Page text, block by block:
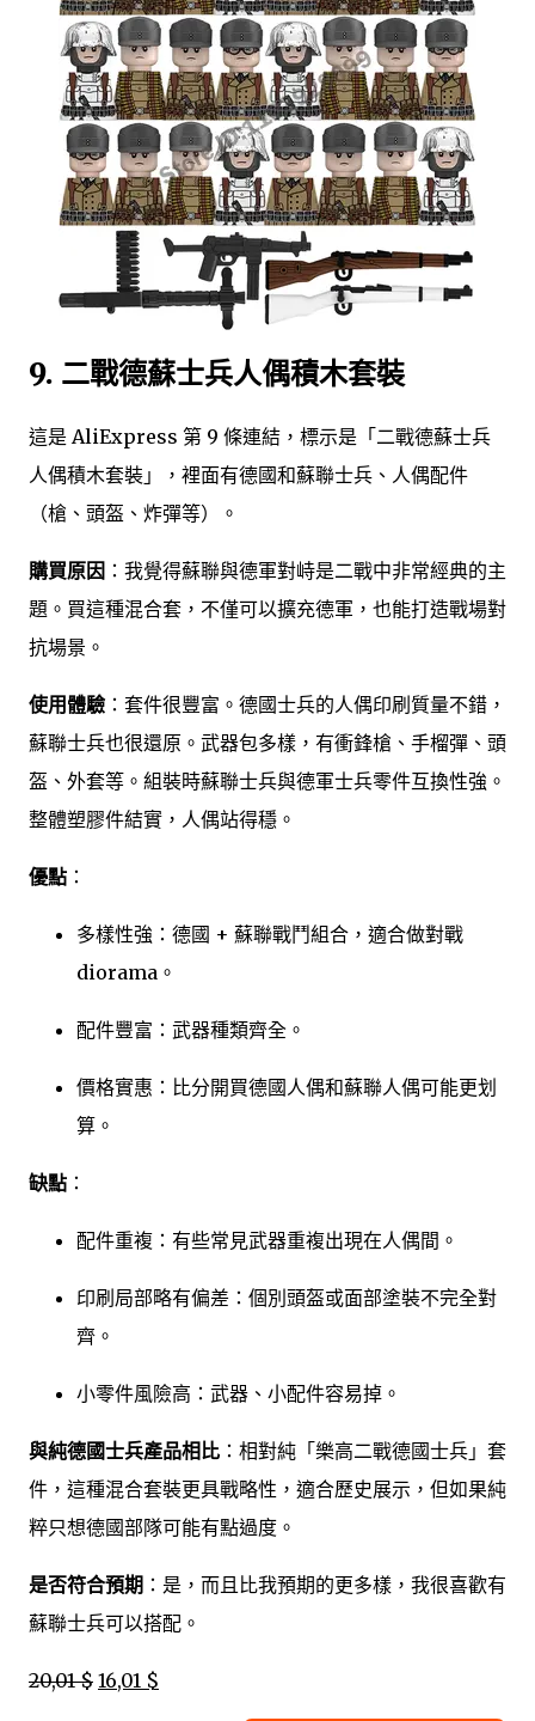
9. 二戰德蘇士兵人偶積木套裝
這是 AliExpress 第 9 條連結，標示是「二戰德蘇士兵
人偶積木套裝」，裡面有德國和蘇聯士兵、人偶配件
（槍、頭盔、炸彈等）。
購買原因 ：我覺得蘇聯與德軍對峙是二戰中非常經典的主
題。買這種混合套，不僅可以擴充德軍，也能打造戰場對
抗場景。
使用體驗 ：套件很豐富。德國士兵的人偶印刷質量不錯，
蘇聯士兵也很還原。武器包多樣，有衝鋒槍、手榴彈、頭
盔、外套等。組裝時蘇聯士兵與德軍士兵零件互換性強。
整體塑膠件結實，人偶站得穩。
優點 ：
多樣性強：德國 + 蘇聯戰鬥組合，適合做對戰
diorama。
配件豐富：武器種類齊全。
價格實惠：比分開買德國人偶和蘇聯人偶可能更划
算。
缺點 ：
配件重複：有些常見武器重複出現在人偶間。
印刷局部略有偏差：個別頭盔或面部塗裝不完全對
齊。
小零件風險高：武器、小配件容易掉。
與純德國士兵產品相比 ：相對純「樂高二戰德國士兵」套
件，這種混合套裝更具戰略性，適合歷史展示，但如果純
粹只想德國部隊可能有點過度。
是否符合預期 ：是，而且比我預期的更多樣，我很喜歡有
蘇聯士兵可以搭配。
20,01 $ 16,01 $